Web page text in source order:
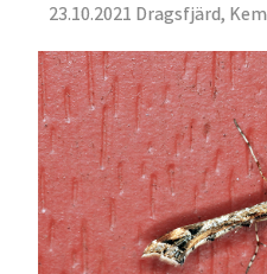
23.10.2021 Dragsfjärd,